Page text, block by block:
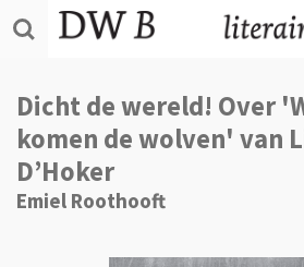
Ga
direct
de
hoofdinhoud
Dicht de wereld! Over
komen de wolven' van
D’Hoker
Emiel Roothooft